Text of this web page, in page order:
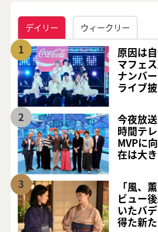
デイリー ウィークリー
1
原因は
マフェ
ナンバ
ライブ
2
今夜放
時間テ
MVPに
在は大き
3
「風、
ビュー
いたバ
得た新